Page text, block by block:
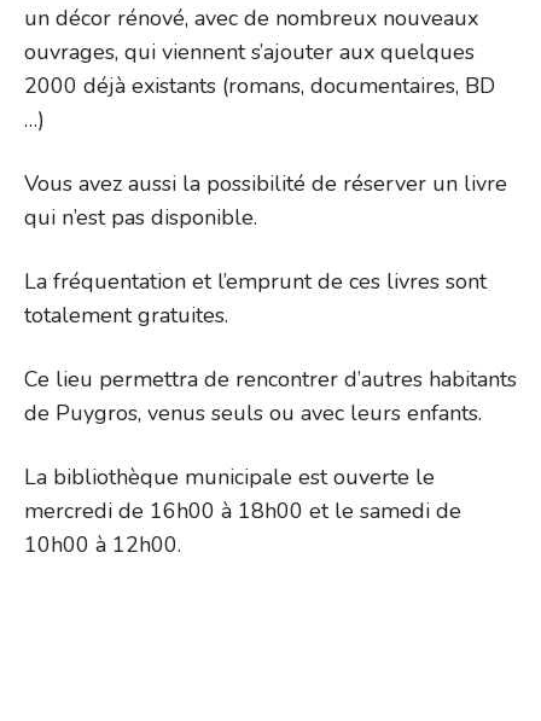
un décor rénové, avec de nombreux nouveaux
ouvrages, qui viennent s’ajouter aux quelques
2000 déjà existants (romans, documentaires, BD
…)
Vous avez aussi la possibilité de réserver un livre
qui n’est pas disponible.
La fréquentation et l’emprunt de ces livres sont
totalement gratuites.
Ce lieu permettra de rencontrer d’autres habitants
de Puygros, venus seuls ou avec leurs enfants.
La bibliothèque municipale est ouverte le
mercredi de 16h00 à 18h00 et le samedi de
10h00 à 12h00.